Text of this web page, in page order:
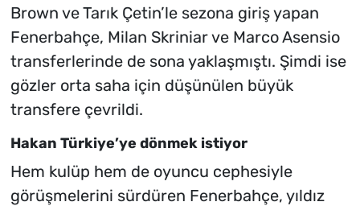
Brown ve Tarık Çetin’le sezona giriş yapan
Fenerbahçe, Milan Skriniar ve Marco Asensio
transferlerinde de sona yaklaşmıştı. Şimdi ise
gözler orta saha için düşünülen büyük
transfere çevrildi.
Hakan Türkiye’ye dönmek istiyor
Hem kulüp hem de oyuncu cephesiyle
görüşmelerini sürdüren Fenerbahçe, yıldız